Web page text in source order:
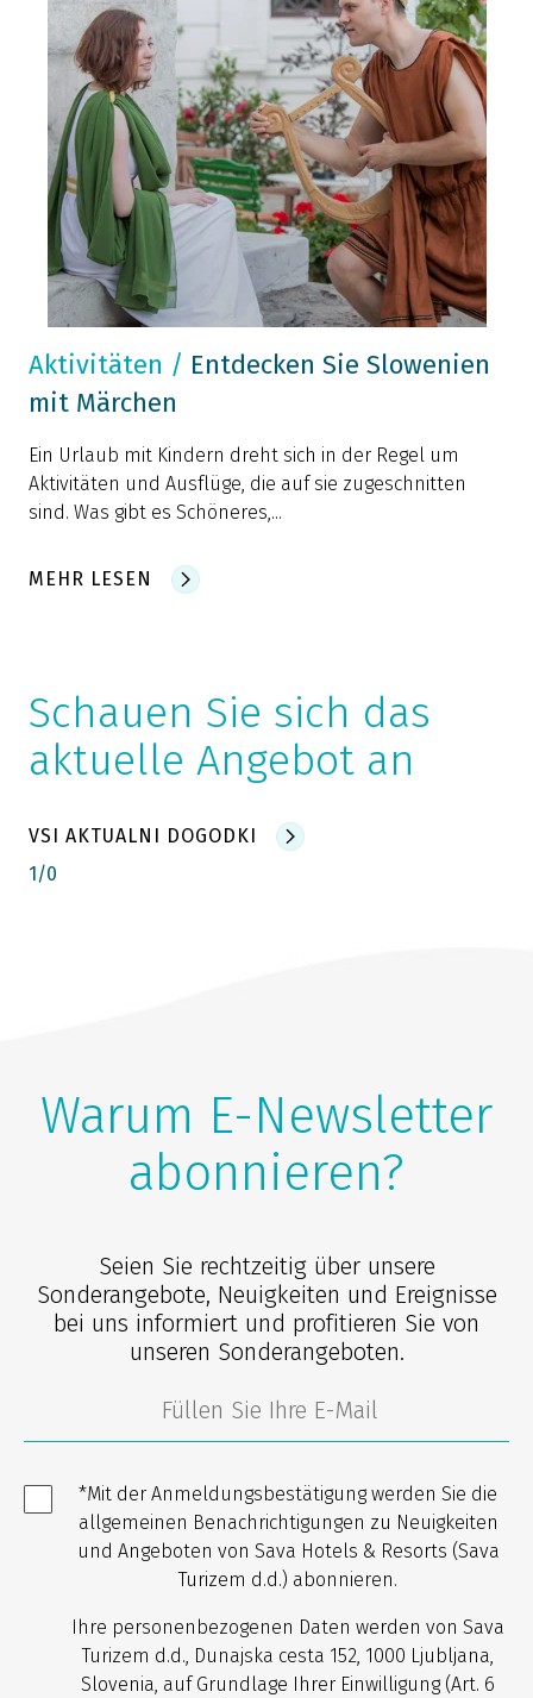
Aktivitäten / Entdecken Sie Slowenien
mit Märchen
Ein Urlaub mit Kindern dreht sich in der Regel um
Aktivitäten und Ausflüge, die auf sie zugeschnitten
sind. Was gibt es Schöneres,...
MEHR LESEN
Schauen Sie sich das
aktuelle Angebot an
VSI AKTUALNI DOGODKI
1 /0
Warum E-Newsletter
abonnieren?
Seien Sie rechtzeitig über unsere
Sonderangebote, Neuigkeiten und Ereignisse
bei uns informiert und profitieren Sie von
unseren Sonderangeboten.
*Mit der Anmeldungsbestätigung werden Sie die
allgemeinen Benachrichtigungen zu Neuigkeiten
und Angeboten von Sava Hotels & Resorts (Sava
Turizem d.d.) abonnieren.
Ihre personenbezogenen Daten werden von Sava
Turizem d.d., Dunajska cesta 152, 1000 Ljubljana,
Slovenia, auf Grundlage Ihrer Einwilligung (Art. 6